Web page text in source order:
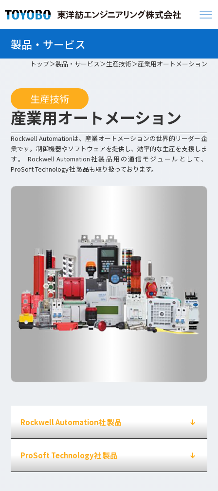
製品・サービス
トップ 製品・サービス 生産技術 産業用オートメーション
生産技術
産業用オートメーション
Rockwell Automationは、産業オートメーションの世界的リーダー企
業です。制御機器やソフトウェアを提供し、効率的な生産を支援しま
す。 Rockwell Automation社製品用の通信モジュールとして、
ProSoft Technology社 製品も取り扱っております。
Rockwell Automation社 製品
ProSoft Technology社 製品